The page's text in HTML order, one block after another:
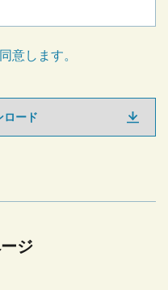
意します。
ロード
ジ